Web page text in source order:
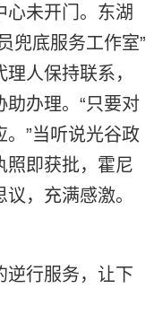
未开门。东湖
兜底服务工作室”
人保持联系，
办理。“只要对
”当听说光谷政
照即获批，霍尼
，充满感激。
行服务，让下